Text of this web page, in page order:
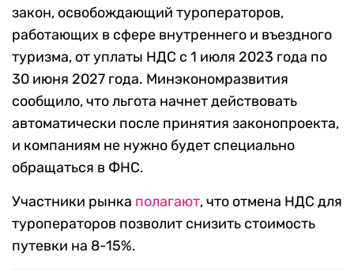
закон, освобождающий туроператоров,
работающих в сфере внутреннего и въездного
туризма, от уплаты НДС с 1 июля 2023 года по
30 июня 2027 года. Минэкономразвития
сообщило, что льгота начнет действовать
автоматически после принятия законопроекта,
и компаниям не нужно будет специально
обращаться в ФНС.
Участники рынка полагают, что отмена НДС для
туроператоров позволит снизить стоимость
путевки на 8-15%.